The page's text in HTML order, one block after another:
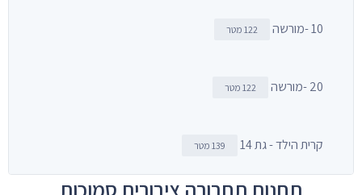
10 -מורשה 122 מטר
20 -מורשה 122 מטר
קרית הילד - גת 14 139 מטר